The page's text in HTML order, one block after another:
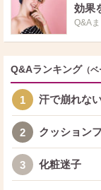
効果
Q&A
Q&Aランキング （
1 汗で崩れな
2 クッション
3 化粧迷子